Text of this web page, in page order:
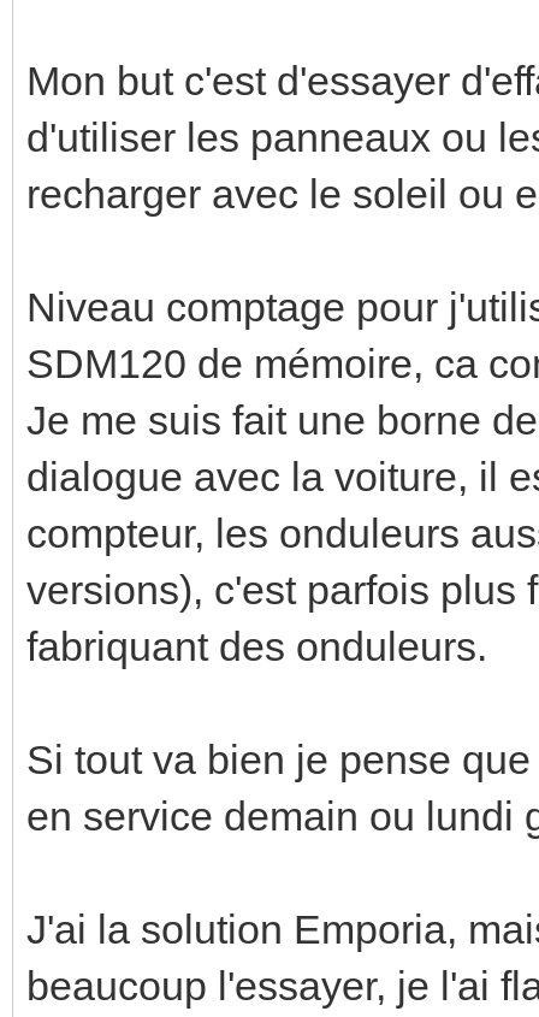
Mon but c'est d'essayer
d'utiliser les panneaux ou
recharger avec le soleil ou
Niveau comptage pour
SDM120 de mémoire, ca
Je me suis fait une borne
dialogue avec la voiture, il
compteur, les onduleurs
versions), c'est parfois plus
fabriquant des onduleurs.
Si tout va bien je pense
en service demain ou lundi
J'ai la solution Emporia,
beaucoup l'essayer, je l'ai